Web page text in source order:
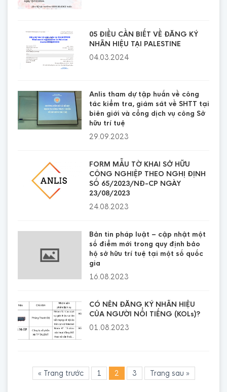
05 ĐIỀU CẦN BIẾT VỀ ĐĂNG KÝ
NHÃN HIỆU TẠI PALESTINE
04.03.2024
Anlis tham dự tập huấn về công
tác kiểm tra, giám sát về SHTT tại
biên giới và cổng dịch vụ công Sở
hữu trí tuệ
29.09.2023
FORM MẪU TỜ KHAI SỞ HỮU
CÔNG NGHIỆP THEO NGHỊ ĐỊNH
SỐ 65/2023/NĐ-CP NGÀY
23/08/2023
24.08.2023
Bản tin pháp luật – cập nhật một
số điểm mới trong quy định bảo
hộ sở hữu trí tuệ tại một số quốc
gia
16.08.2023
CÓ NÊN ĐĂNG KÝ NHÃN HIỆU
CỦA NGƯỜI NỔI TIẾNG (KOLs)?
01.08.2023
« Trang trước 1 2 3 Trang sau »